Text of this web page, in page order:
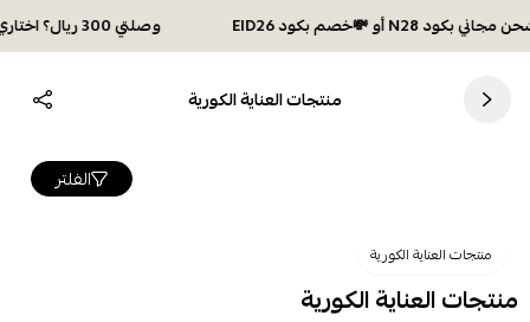
وصلتي 300 ريال؟ اختاري هديتك :🏍 شحن مجاني بكود N28 أو 💸خصم بكود EID26
منتجات العناية الكورية
الفلتر
منتجات العناية الكورية
منتجات العناية الكورية